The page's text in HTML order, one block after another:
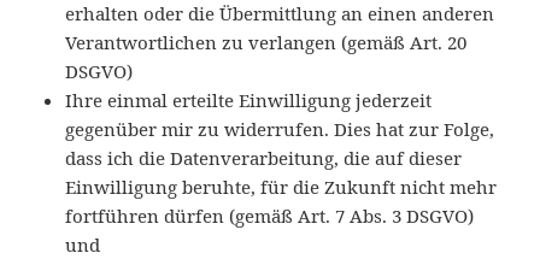
erhalten oder die Übermittlung an einen anderen
Verantwortlichen zu verlangen (gemäß Art. 20
DSGVO)
Ihre einmal erteilte Einwilligung jederzeit
gegenüber mir zu widerrufen. Dies hat zur Folge,
dass ich die Datenverarbeitung, die auf dieser
Einwilligung beruhte, für die Zukunft nicht mehr
fortführen dürfen (gemäß Art. 7 Abs. 3 DSGVO)
und